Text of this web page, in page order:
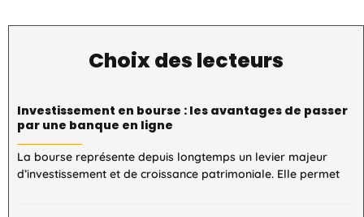
Choix des lecteurs
Investissement en bourse : les avantages de passer
par une banque en ligne
La bourse représente depuis longtemps un levier majeur
d’investissement et de croissance patrimoniale. Elle permet